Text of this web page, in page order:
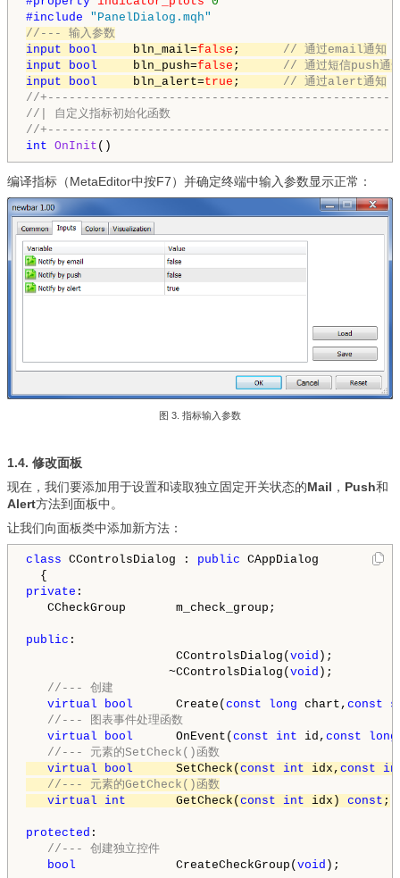
#include "PanelDialog.mqh"
//--- 输入参数
input
bool bln_mail=false ; // 通过email通知
input
bool bln_push=false ; // 通过短信push通
input
bool bln_alert=true ; // 通过alert通知
//
//| 自定义指标初始化函数
//
int OnInit
编译指标（MetaEditor中按F7）并确定终端中输入参数显示正常：
图 3. 指标输入参数
1.4. 修改面板
现在，我们要添加用于设置和读取独立固定开关状态的Mail ， Push和
Alert方法到面板中。
让我们向面板类中添加新方法：
class CControlsDialog : public CAppDialog
private :
CCheckGroup
public :
CControlsDialog( void );
~CControlsDialog( void );
//--- 创建
virtual
bool Create( const long chart, const
//--- 图表事件处理函数
virtual
bool OnEvent( const int id, const long
//--- 元素的SetCheck()函数
virtual
bool SetCheck( const int idx, const
//--- 元素的GetCheck()函数
virtual
int GetCheck( const int idx) const ;
protected :
//--- 创建独立控件
bool CreateCheckGroup( void